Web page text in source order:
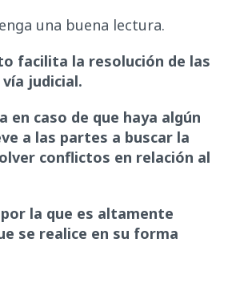
una buena lectura.
facilita la resolución de las
judicial.
en caso de que haya algún
a las partes a buscar la
conflictos en relación al
la que es altamente
se realice en su forma